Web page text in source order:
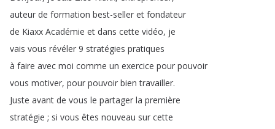
auteur de formation best-seller et fondateur
de Kiaxx Académie et dans cette vidéo, je
vais vous révéler 9 stratégies pratiques
à faire avec moi comme un exercice pour pouvoir
vous motiver, pour pouvoir bien travailler.
Juste avant de vous le partager la première
stratégie ; si vous êtes nouveau sur cette